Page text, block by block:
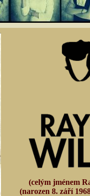
(celým jménem
(narozen 8. září